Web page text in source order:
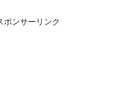
ポンサーリンク